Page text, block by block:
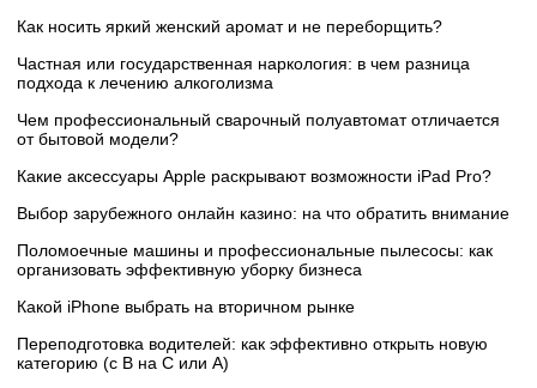
Как носить яркий женский аромат и не переборщить?
Частная или государственная наркология: в чем разница
подхода к лечению алкоголизма
Чем профессиональный сварочный полуавтомат отличается
от бытовой модели?
Какие аксессуары Apple раскрывают возможности iPad Pro?
Выбор зарубежного онлайн казино: на что обратить внимание
Поломоечные машины и профессиональные пылесосы: как
организовать эффективную уборку бизнеса
Какой iPhone выбрать на вторичном рынке
Переподготовка водителей: как эффективно открыть новую
категорию (с B на C или А)